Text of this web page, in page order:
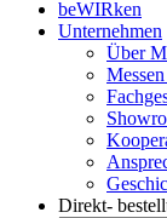
beWIRken
Unternehmen
Über
Direkt-